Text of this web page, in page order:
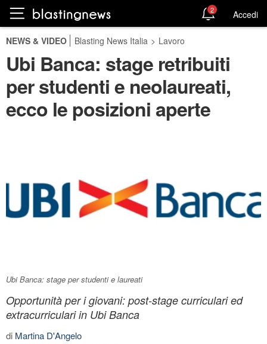
2 Accedi
NEWS & VIDEO Blasting News Italia > Lavoro
Ubi Banca: stage retribuiti
per studenti e neolaureati,
ecco le posizioni aperte
Ubi Banca: stage per studenti e laureati
Opportunità per i giovani: post-stage curriculari ed
extracurriculari in Ubi Banca
di Martina D'Angelo